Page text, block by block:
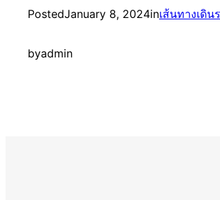
PostedJanuary 8, 2024inเส้นทางเดิน
byadmin